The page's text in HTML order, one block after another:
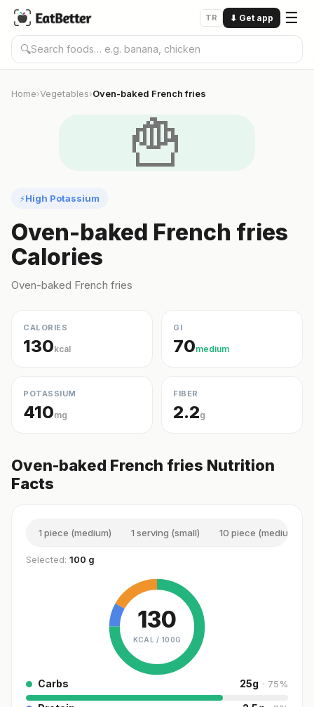
TR ⬇ Get app ☰
🔍
Home›Vegetables›Oven-baked French fries
🍟
⚡High Potassium
Oven-baked French fries
Calories
Oven-baked French fries
CALORIES
130kcal
GI
70medium
POTASSIUM
410mg
FIBER
2.2g
Oven-baked French fries Nutrition
Facts
1 piece (medium) 1 serving (small) 10 piece (medium)
Selected: 100 g
130
KCAL / 100G
Carbs 25g · 75%